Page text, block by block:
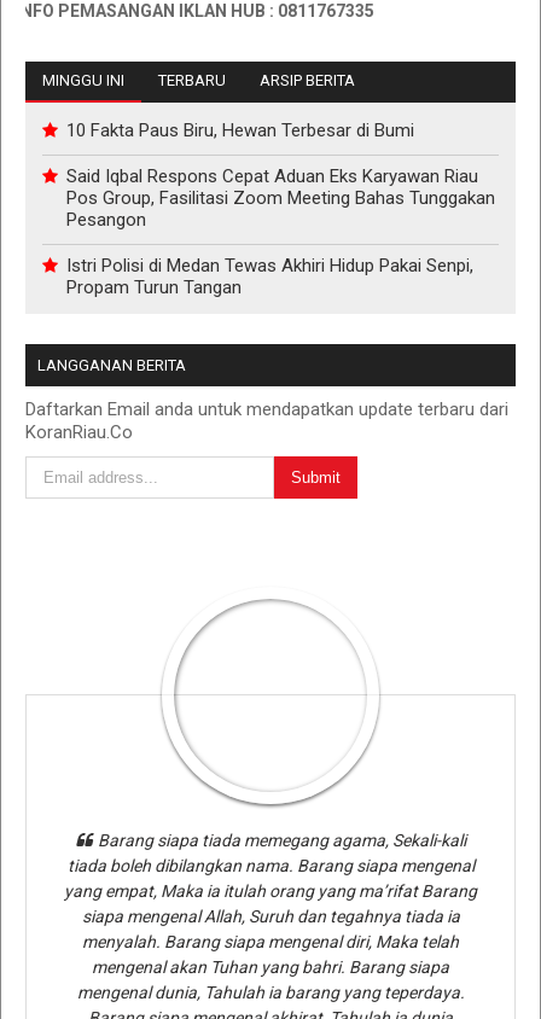
PEMASANGAN IKLAN HUB : 0811767335
MINGGU INI TERBARU ARSIP BERITA
10 Fakta Paus Biru, Hewan Terbesar di Bumi
Said Iqbal Respons Cepat Aduan Eks Karyawan Riau
Pos Group, Fasilitasi Zoom Meeting Bahas Tunggakan
Pesangon
Istri Polisi di Medan Tewas Akhiri Hidup Pakai Senpi,
Propam Turun Tangan
LANGGANAN BERITA
Daftarkan Email anda untuk mendapatkan update terbaru dari
KoranRiau.Co
Barang siapa tiada memegang agama, Sekali-kali
tiada boleh dibilangkan nama. Barang siapa mengenal
yang empat, Maka ia itulah orang yang ma’rifat Barang
siapa mengenal Allah, Suruh dan tegahnya tiada ia
menyalah. Barang siapa mengenal diri, Maka telah
mengenal akan Tuhan yang bahri. Barang siapa
mengenal dunia, Tahulah ia barang yang teperdaya.